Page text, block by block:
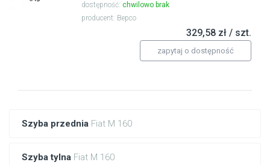
Szyba przednia Fiat M 160
Szyba tylna Fiat M 160
dostępność: chwilowo brak
producent: Bepco
329,58 zł / szt.
zapytaj o dostępność